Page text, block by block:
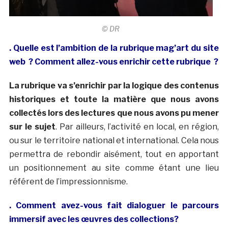
© DR
. Quelle est l’ambition de la rubrique mag’art du site
web ? Comment allez-vous enrichir cette rubrique ?
La rubrique va s’enrichir par la logique des contenus
historiques et toute la matière que nous avons
collectés lors des lectures que nous avons pu mener
sur le sujet. Par ailleurs, l’activité en local, en région,
ou sur le territoire national et international. Cela nous
permettra de rebondir aisément, tout en apportant
un positionnement au site comme étant une lieu
référent de l’impressionnisme.
. Comment avez-vous fait dialoguer le parcours
immersif avec les œuvres des collections?